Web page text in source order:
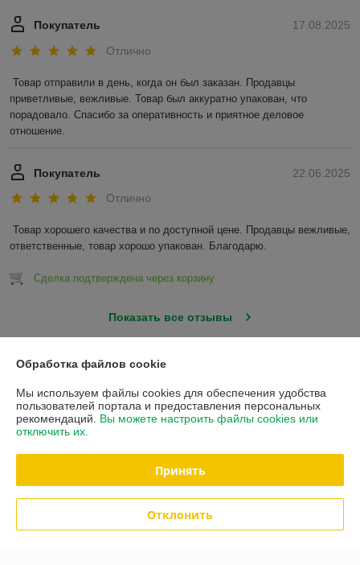
17.08.2025
Покупатель
Отлично
Товар отправили в день, когда он был заказан. Продавцы
приветливые, вежливые. Товар был аккуратно упакован, что
порадовало. Спасибо за оперативность и приятное деловое
отношение.
22.06.2025
Покупатель
Отлично
Товар хорошего качества и по доступной цене. Продавцы вежливые,
ответственные, товар хорошо упакован. Благодарю.
Сделка подтверждена через корзину
Показать все отзывы
О нас
Контакты
Полная версия сайта
Политика обработки cookies
Обработка файлов cookie
Мы используем файлы cookies для обеспечения удобства
пользователей портала и предоставления персональных
рекомендаций. Вы можете настроить файлы cookies или
отключить их.
Принять
Отклонить